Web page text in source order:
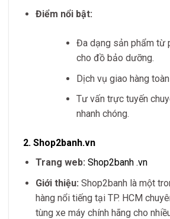
Điểm nổi bật:
Đa dạng sản phẩm từ
cho đồ bảo dưỡng.
Dịch vụ giao hàng
Tư vấn trực tuyến
nhanh chóng.
2. Shop2banh.vn
Trang web: Shop2banh .vn
Giới thiệu: Shop2banh là một
hàng nổi tiếng tại TP. HCM
tùng xe máy chính hãng cho